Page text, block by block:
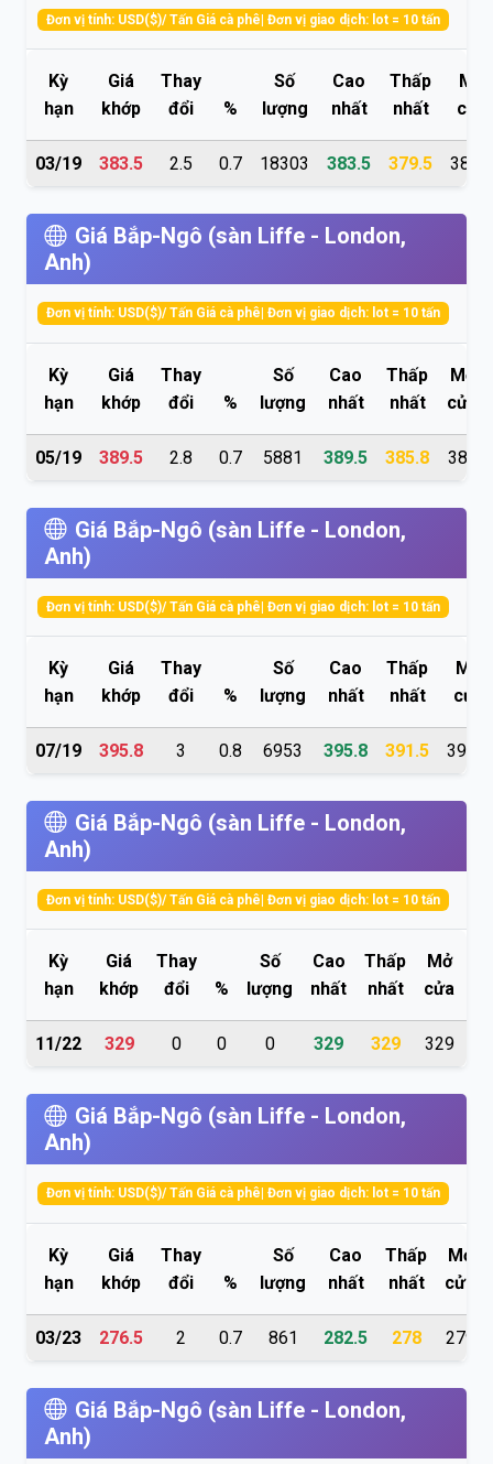
Đơn vị tính: USD($)/ Tấn Giá cà phê| Đơn vị giao dịch: lot = 10 tấn
Kỳ
hạn
Giá
khớp
Thay
đổi
%
Số
lượng
Cao
nhất
Thấp
nhất
Mở
cửa
03/19 383.5 2.5 0.7 18303 383.5 379.5 380.8
Giá Bắp-Ngô (sàn Liffe - London,
Anh)
Đơn vị tính: USD($)/ Tấn Giá cà phê| Đơn vị giao dịch: lot = 10 tấn
Kỳ
hạn
Giá
khớp
Thay
đổi
%
Số
lượng
Cao
nhất
Thấp
nhất
Mở
cửa
05/19 389.5 2.8 0.7 5881 389.5 385.8 387
Giá Bắp-Ngô (sàn Liffe - London,
Anh)
Đơn vị tính: USD($)/ Tấn Giá cà phê| Đơn vị giao dịch: lot = 10 tấn
Kỳ
hạn
Giá
khớp
Thay
đổi
%
Số
lượng
Cao
nhất
Thấp
nhất
Mở
cửa
07/19 395.8 3 0.8 6953 395.8 391.5 392.8
Giá Bắp-Ngô (sàn Liffe - London,
Anh)
Đơn vị tính: USD($)/ Tấn Giá cà phê| Đơn vị giao dịch: lot = 10 tấn
Kỳ
hạn
Giá
khớp
Thay
đổi
%
Số
lượng
Cao
nhất
Thấp
nhất
Mở
cửa
11/22 329 0 0 0 329 329 329
Giá Bắp-Ngô (sàn Liffe - London,
Anh)
Đơn vị tính: USD($)/ Tấn Giá cà phê| Đơn vị giao dịch: lot = 10 tấn
Kỳ
hạn
Giá
khớp
Thay
đổi
%
Số
lượng
Cao
nhất
Thấp
nhất
Mở
cửa
03/23 276.5 2 0.7 861 282.5 278 279
Giá Bắp-Ngô (sàn Liffe - London,
Anh)